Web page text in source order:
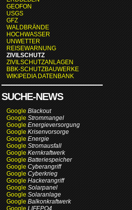
GEOFON
USGS
GFZ
WALDBRÄNDE
HOCHWASSER
UNWETTER
REISEWARNUNG
ZIVILSCHUTZ
ZIVILSCHUTZANLAGEN
BBK-SCHUTZBAUWERKE
WIKIPEDIA DATENBANK
SUCHE-NEWS
Google Blackout
Google Strommangel
Google Energieversorgung
Google Krisenvorsorge
Google Energie
Google Stromausfall
Google Kernkraftwerk
Google Batteriespeicher
Google Cyberangriff
Google Cyberkrieg
Google Hackerangriff
Google Solarpanel
Google Solaranlage
Google Balkonkraftwerk
Google LIFEPO4